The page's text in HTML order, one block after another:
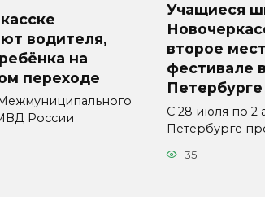
водителя,
на
переходе
России
Учащиеся
второе
фестивале
Петербурге
С 28 июля по 2
Петербурге
35